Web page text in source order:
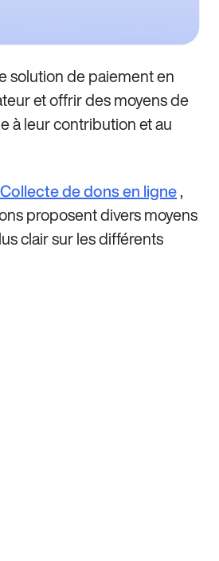
solution de paiement en
et offrir des moyens de
à leur contribution et au
Collecte de dons en ligne,
proposent divers moyens
clair sur les différents